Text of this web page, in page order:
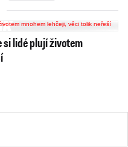
si lidé plují životem